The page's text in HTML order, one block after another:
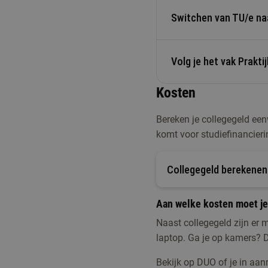
niveau B2.
Basiscursus
avond in de week les
Wil je je wiskunde
korte opfriscursus .
Switchen van TU/e
Wil je je passie voor
combineren we
te gaan.
Je kunt vrijstellingen
de TU/e volgen.
Voor meer info, neem
Volg je het vak
september 2026?
toelatingseisen.
Kosten
Bereken je collegegeld
komt voor
Collegegeld berekenen
Aan welke kosten moet
Naast collegegeld zijn er
laptop. Ga je op kamers?
Bekijk op DUO of je in